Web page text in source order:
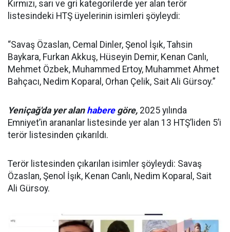
Kırmızı, sarı ve gri kategorilerde yer alan terör
listesindeki HTŞ üyelerinin isimleri şöyleydi:
“Savaş Özaslan, Cemal Dinler, Şenol İşık, Tahsin
Baykara, Furkan Akkuş, Hüseyin Demir, Kenan Canlı,
Mehmet Özbek, Muhammed Ertoy, Muhammet Ahmet
Bahçacı, Nedim Koparal, Orhan Çelik, Sait Ali Gürsoy.”
Yeniçağ'da yer alan haberegöre, 2025 yılında
Emniyet’in arananlar listesinde yer alan 13 HTŞ’liden 5’i
terör listesinden çıkarıldı.
Terör listesinden çıkarılan isimler şöyleydi: Savaş
Özaslan, Şenol İşık, Kenan Canlı, Nedim Koparal, Sait
Ali Gürsoy.